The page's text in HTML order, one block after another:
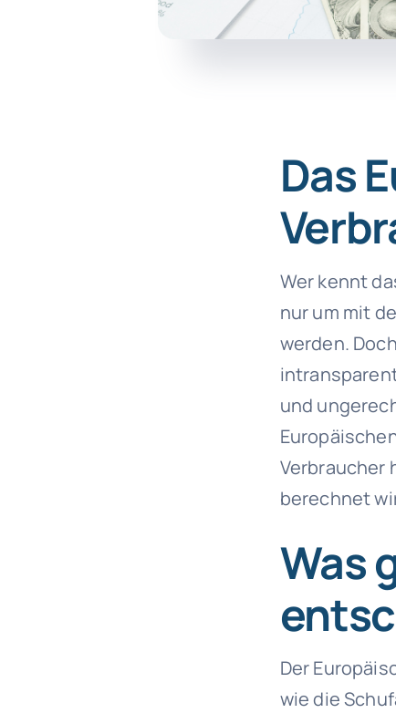
Das
Wer kennt
nur um mit
werden.
und
Verbraucher
berechnet
Was
Der
wie die